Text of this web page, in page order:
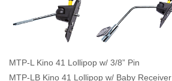
MTP-L Kino 41 Lollipop w/ 3/8” Pin
MTP-LB Kino 41 Lollipop w/ Baby Receiver